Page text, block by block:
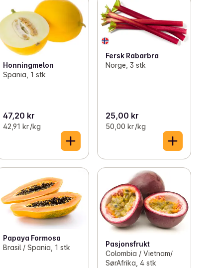
Honningmelon
Spania, 1 stk
47,20 kr
42,91 kr /kg
Fersk Rabarbra
Norge, 3 stk
25,00 kr
50,00 kr /kg
Papaya Formosa
Brasil / Spania, 1 stk
Pasjonsfrukt
Colombia / Vietnam/
SørAfrika, 4 stk